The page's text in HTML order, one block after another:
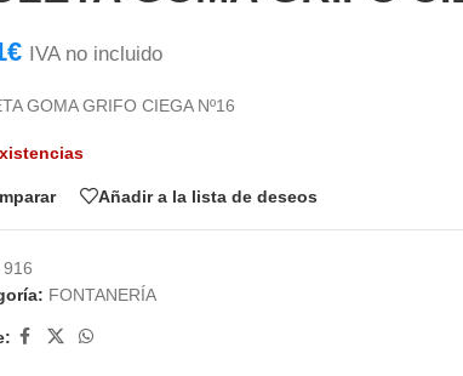
€ IVA no incluido
GOMA GRIFO CIEGA Nº16
Añadir a la lista de deseos
916
FONTANERÍA